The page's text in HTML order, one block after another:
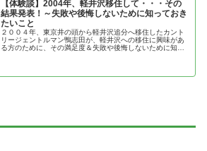
【体験談】2004年、軽井沢移住して・・・その
結果発表！～失敗や後悔しないために知っておき
たいこと
２００４年、東京井の頭から軽井沢追分へ移住したカント
リージェントルマン鴨志田が、軽井沢への移住に興味があ
る方のために、その満足度＆失敗や後悔しないために知っ